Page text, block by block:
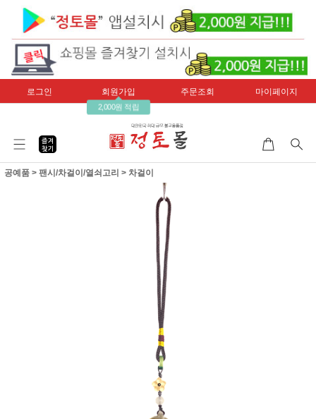
로그인 회원가입
2,000원 적립
주문조회 마이페이지
공예품 > 팬시/차걸이/열쇠고리 > 차걸이